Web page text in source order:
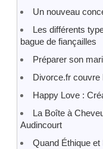
Un nouveau
Les différents
bague de fiançailles
Préparer son
Divorce.fr couvre
Happy Love :
La Boîte à
Audincourt
Quand Éthique et